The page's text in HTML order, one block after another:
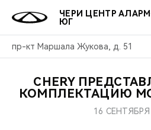
ЧЕРИ ЦЕНТР
ЮГ
пр-кт Маршала Жукова, д. 51
МИРАКЦИИ
ОНЛАЙН
О
CHERY
КОМПЛЕКТАЦИЮ
16 СЕНТЯБРЯ